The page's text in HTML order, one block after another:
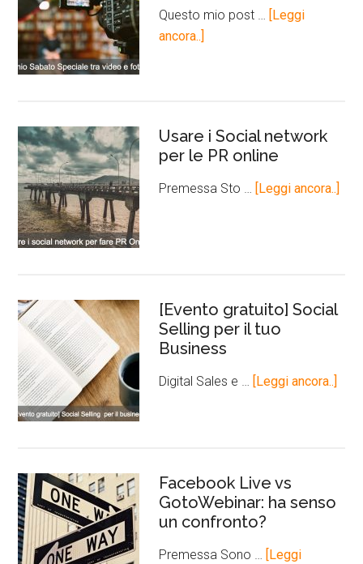
Questo mio post …
[Leggi
ancora..]
Usare i Social network
per le PR online
Premessa Sto … [Leggi ancora..]
[Evento gratuito] Social
Selling per il tuo
Business
Digital Sales e … [Leggi ancora..]
Facebook Live vs
GotoWebinar: ha senso
un confronto?
Premessa Sono …
[Leggi